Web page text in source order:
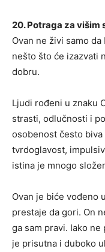
20. Potraga za višim
Ovan ne živi samo
nešto što će izazvati
dobru.
Ljudi rođeni u znaku
strasti, odlučnosti i
osobenost često
tvrdoglavost,
istina je mnogo
Ovan je biće vođeno
prestaje da gori. On
ga sam pravi. Iako
je prisutna i duboko